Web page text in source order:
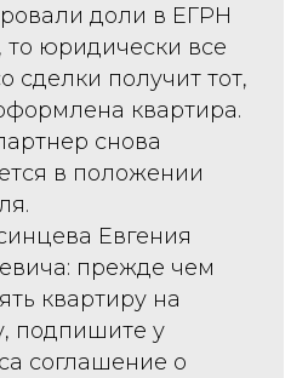
доли в ЕГРН
то юридически все
сделки получит тот,
квартира.
снова
в положении
Евгения
прежде чем
квартиру на
подпишите у
соглашение о